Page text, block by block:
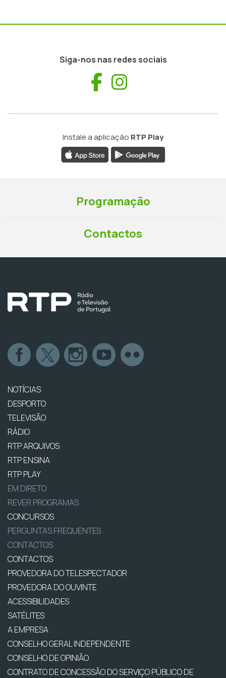
Siga-nos nas redes sociais
Facebook
Instale a aplicação RTP Play
Programação
Contactos
NOTÍCIAS
DESPORTO
TELEVISÃO
RÁDIO
RTP ARQUIVOS
RTP ENSINA
RTP PLAY
EM DIRETO
REVER PROGRAMAS
CONCURSOS
PERGUNTAS FREQUENTES
CONTACTOS
CONTACTOS
PROVEDORA DO TELESPECTADOR
PROVEDORA DO OUVINTE
ACESSIBILIDADES
SATÉLITES
A EMPRESA
CONSELHO GERAL INDEPENDENTE
CONSELHO DE OPINIÃO
CONTRATO DE CONCESSÃO DO SERVIÇO PÚBLICO DE